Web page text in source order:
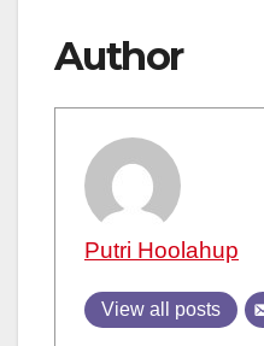
Author
Putri Hoolahup
View all posts